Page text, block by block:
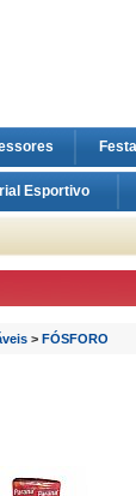
Esportivo
> FÓSFORO